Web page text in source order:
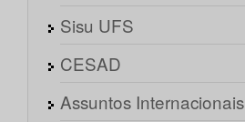
Sisu UFS
CESAD
Assuntos Internacionais